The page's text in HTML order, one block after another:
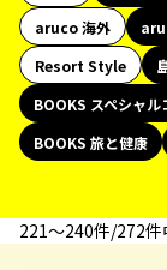
aruco 海外
Resort Style
BOOKS スペシャル
BOOKS 旅と健康
221〜240件/272件